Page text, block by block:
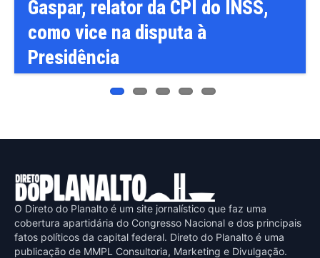
Gaspar, relator da CPI do INSS,
como vice na disputa à
Presidência
O Direto do Planalto é um site jornalístico que faz uma
cobertura apartidária do Congresso Nacional e dos principais
fatos políticos da capital federal. Direto do Planalto é uma
publicaçāo de MMPL Consultoria, Marketing e Divulgaçāo.